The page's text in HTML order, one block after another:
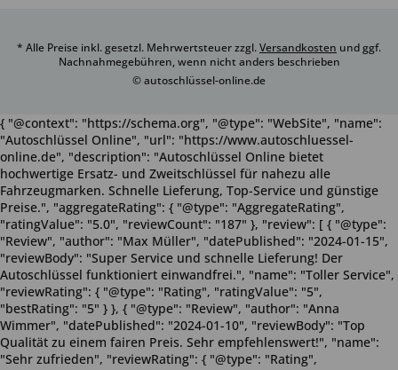
* Alle Preise inkl. gesetzl. Mehrwertsteuer zzgl.Versandkosten und ggf.
Nachnahmegebühren, wenn nicht anders beschrieben
© autoschlüssel-online.de
{ "@context": "https://schema.org", "@type": "WebSite", "name":
"Autoschlüssel Online", "url": "https://www.autoschluessel-
online.de", "description": "Autoschlüssel Online bietet
hochwertige Ersatz- und Zweitschlüssel für nahezu alle
Fahrzeugmarken. Schnelle Lieferung, Top-Service und günstige
Preise.", "aggregateRating": { "@type": "AggregateRating",
"ratingValue": "5.0", "reviewCount": "187" }, "review": [ { "@type":
"Review", "author": "Max Müller", "datePublished": "2024-01-15",
"reviewBody": "Super Service und schnelle Lieferung! Der
Autoschlüssel funktioniert einwandfrei.", "name": "Toller Service",
"reviewRating": { "@type": "Rating", "ratingValue": "5",
"bestRating": "5" } }, { "@type": "Review", "author": "Anna
Wimmer", "datePublished": "2024-01-10", "reviewBody": "Top
Qualität zu einem fairen Preis. Sehr empfehlenswert!", "name":
"Sehr zufrieden", "reviewRating": { "@type": "Rating",